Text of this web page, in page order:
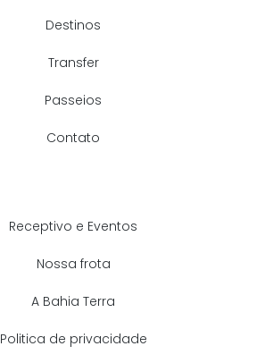
Receptivo e Eventos
Nossa frota
A Bahia Terra
Politica de privacidade
Destinos
Transfer
Passeios
Contato